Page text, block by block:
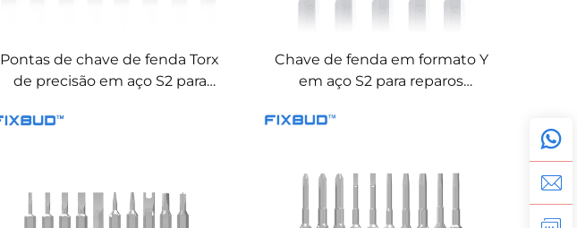
Pontas de chave de fenda Torx
de precisão em aço S2 para
Chave de fenda em formato Y
em aço S2 para reparos